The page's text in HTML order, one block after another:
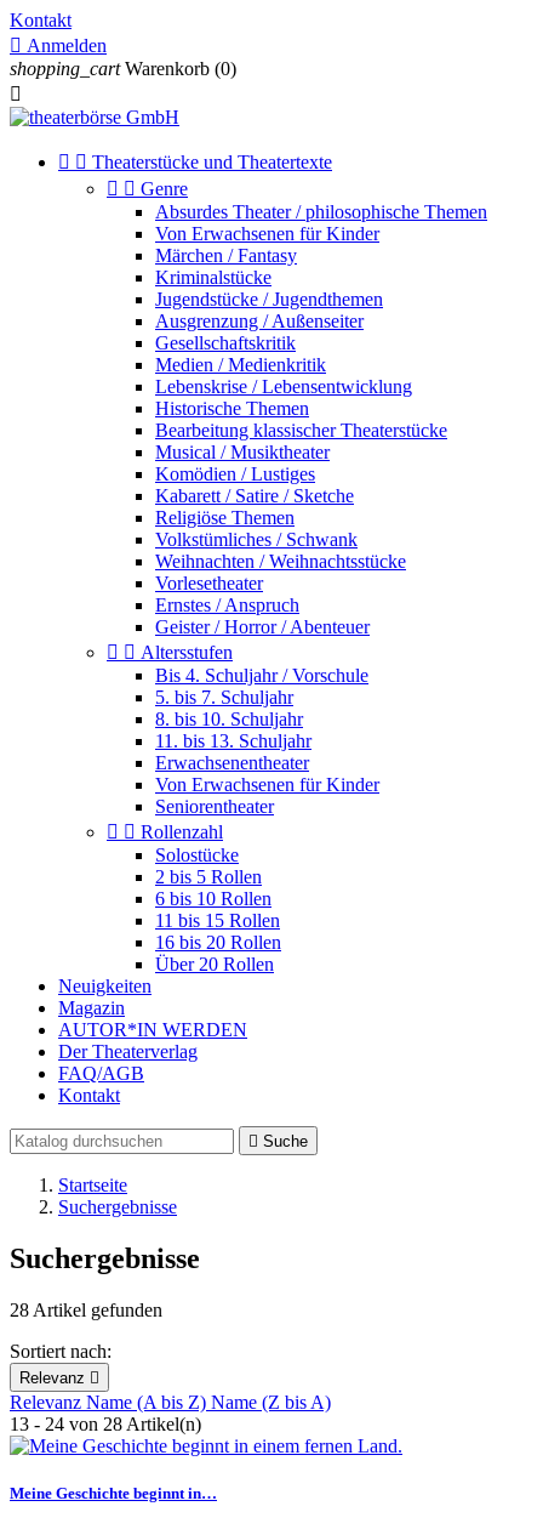
Kontakt
 Anmelden
shopping_cart Warenkorb (0)

  Theaterstücke und Theatertexte
  Genre
Absurdes Theater / philosophische Themen
Von Erwachsenen für Kinder
Märchen / Fantasy
Kriminalstücke
Jugendstücke / Jugendthemen
Ausgrenzung / Außenseiter
Gesellschaftskritik
Medien / Medienkritik
Lebenskrise / Lebensentwicklung
Historische Themen
Bearbeitung klassischer Theaterstücke
Musical / Musiktheater
Komödien / Lustiges
Kabarett / Satire / Sketche
Religiöse Themen
Volkstümliches / Schwank
Weihnachten / Weihnachtsstücke
Vorlesetheater
Ernstes / Anspruch
Geister / Horror / Abenteuer
  Altersstufen
Bis 4. Schuljahr / Vorschule
5. bis 7. Schuljahr
8. bis 10. Schuljahr
11. bis 13. Schuljahr
Erwachsenentheater
Von Erwachsenen für Kinder
Seniorentheater
  Rollenzahl
Solostücke
2 bis 5 Rollen
6 bis 10 Rollen
11 bis 15 Rollen
16 bis 20 Rollen
Über 20 Rollen
Neuigkeiten
Magazin
AUTOR*IN WERDEN
Der Theaterverlag
FAQ/AGB
Kontakt
 Suche
Startseite
Suchergebnisse
Suchergebnisse
28 Artikel gefunden
Sortiert nach:
Relevanz 
Relevanz Name (A bis Z) Name (Z bis A)
13 - 24 von 28 Artikel(n)
Meine Geschichte beginnt in…